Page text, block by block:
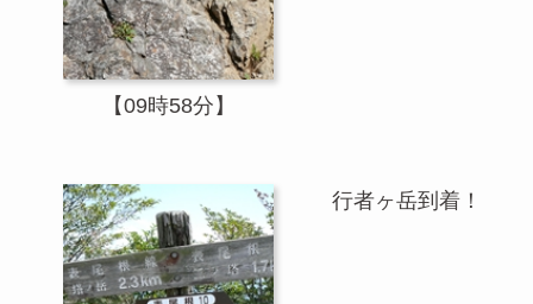
【09時58分】
行者ヶ岳到着！